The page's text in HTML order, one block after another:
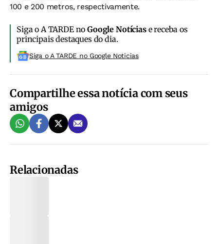
100 e 200 metros, respectivamente.
Siga o A TARDE noGoogle Notíciase receba os
principais destaques do dia.
Siga o A TARDE no Google Noticias
Compartilhe essa notícia com seus
amigos
Relacionadas